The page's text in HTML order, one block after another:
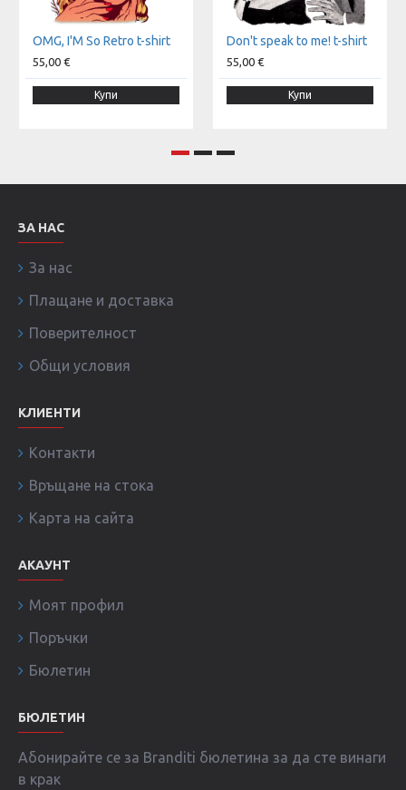
OMG, I'M So Retro t-shirt
55,00 €
Купи
Don't speak to me! t-shirt
55,00 €
Купи
ЗА НАС
За нас
Плащане и доставка
Поверителност
Общи условия
КЛИЕНТИ
Контакти
Връщане на стока
Карта на сайта
АКАУНТ
Моят профил
Поръчки
Бюлетин
БЮЛЕТИН
Абонирайте се за Branditi бюлетина за да сте винаги
в крак